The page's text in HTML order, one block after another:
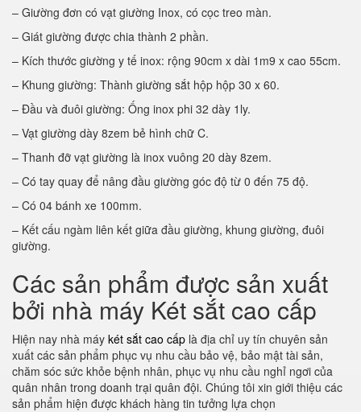
– Giường đơn có vạt giường Inox, có cọc treo màn.
– Giát giường được chia thành 2 phần.
– Kích thước giường y tế inox: rộng 90cm x dài 1m9 x cao 55cm.
– Khung giường: Thành giường sắt hộp hộp 30 x 60.
– Đầu và đuôi giường: Ống inox phi 32 dày 1ly.
– Vạt giường dày 8zem bẻ hình chữ C.
– Thanh đỡ vạt giường là inox vuông 20 dày 8zem.
– Có tay quay để nâng đầu giường góc độ từ 0 đến 75 độ.
– Có 04 bánh xe 100mm.
– Kết cấu ngàm liên kết giữa đầu giường, khung giường, đuôi
giường.
Các sản phẩm được sản xuất
bởi nhà máy Két sắt cao cấp
Hiện nay nhà máy két sắt cao cấp là địa chỉ uy tín chuyên sản
xuất các sản phẩm phục vụ nhu cầu bảo vệ, bảo mật tài sản,
chăm sóc sức khỏe bệnh nhân, phục vụ nhu cầu nghỉ ngơi của
quân nhân trong doanh trại quân đội. Chúng tôi xin giới thiệu các
sản phẩm hiện được khách hàng tin tưởng lựa chọn